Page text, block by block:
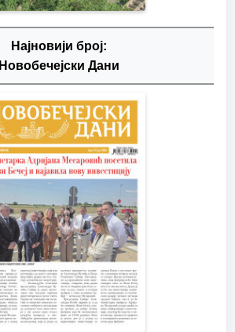
Најновији број:
Новобечејски Дани